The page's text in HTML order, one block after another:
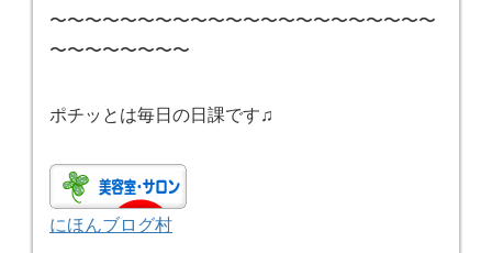
〜〜〜〜〜〜〜〜〜〜〜〜〜〜〜〜〜〜〜〜〜〜
〜〜〜〜〜〜〜〜
ポチッとは毎日の日課です♫
にほんブログ村